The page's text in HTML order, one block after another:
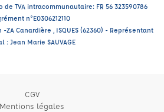
de TVA intracommunautaire: FR 56 323590786
n°E0306212110
ZA Canardière , ISQUES (62360) - Représentant
: Jean Marie SAUVAGE
CGV
Mentions légales